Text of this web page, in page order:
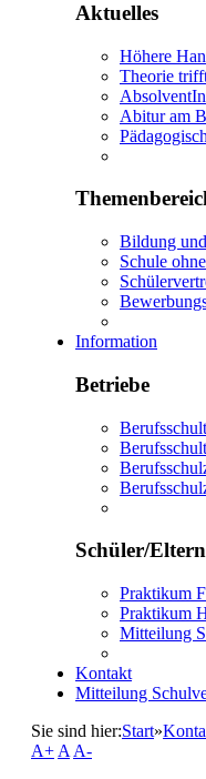
Aktuelles
Höhere
Theorie
Abitur am
Bildung
Schule
Information
Betriebe
Schüler/Eltern
Praktikum
Praktikum
Mitteilung
Kontakt
Mitteilung
Sie sind hier:Start»
A+ A A-